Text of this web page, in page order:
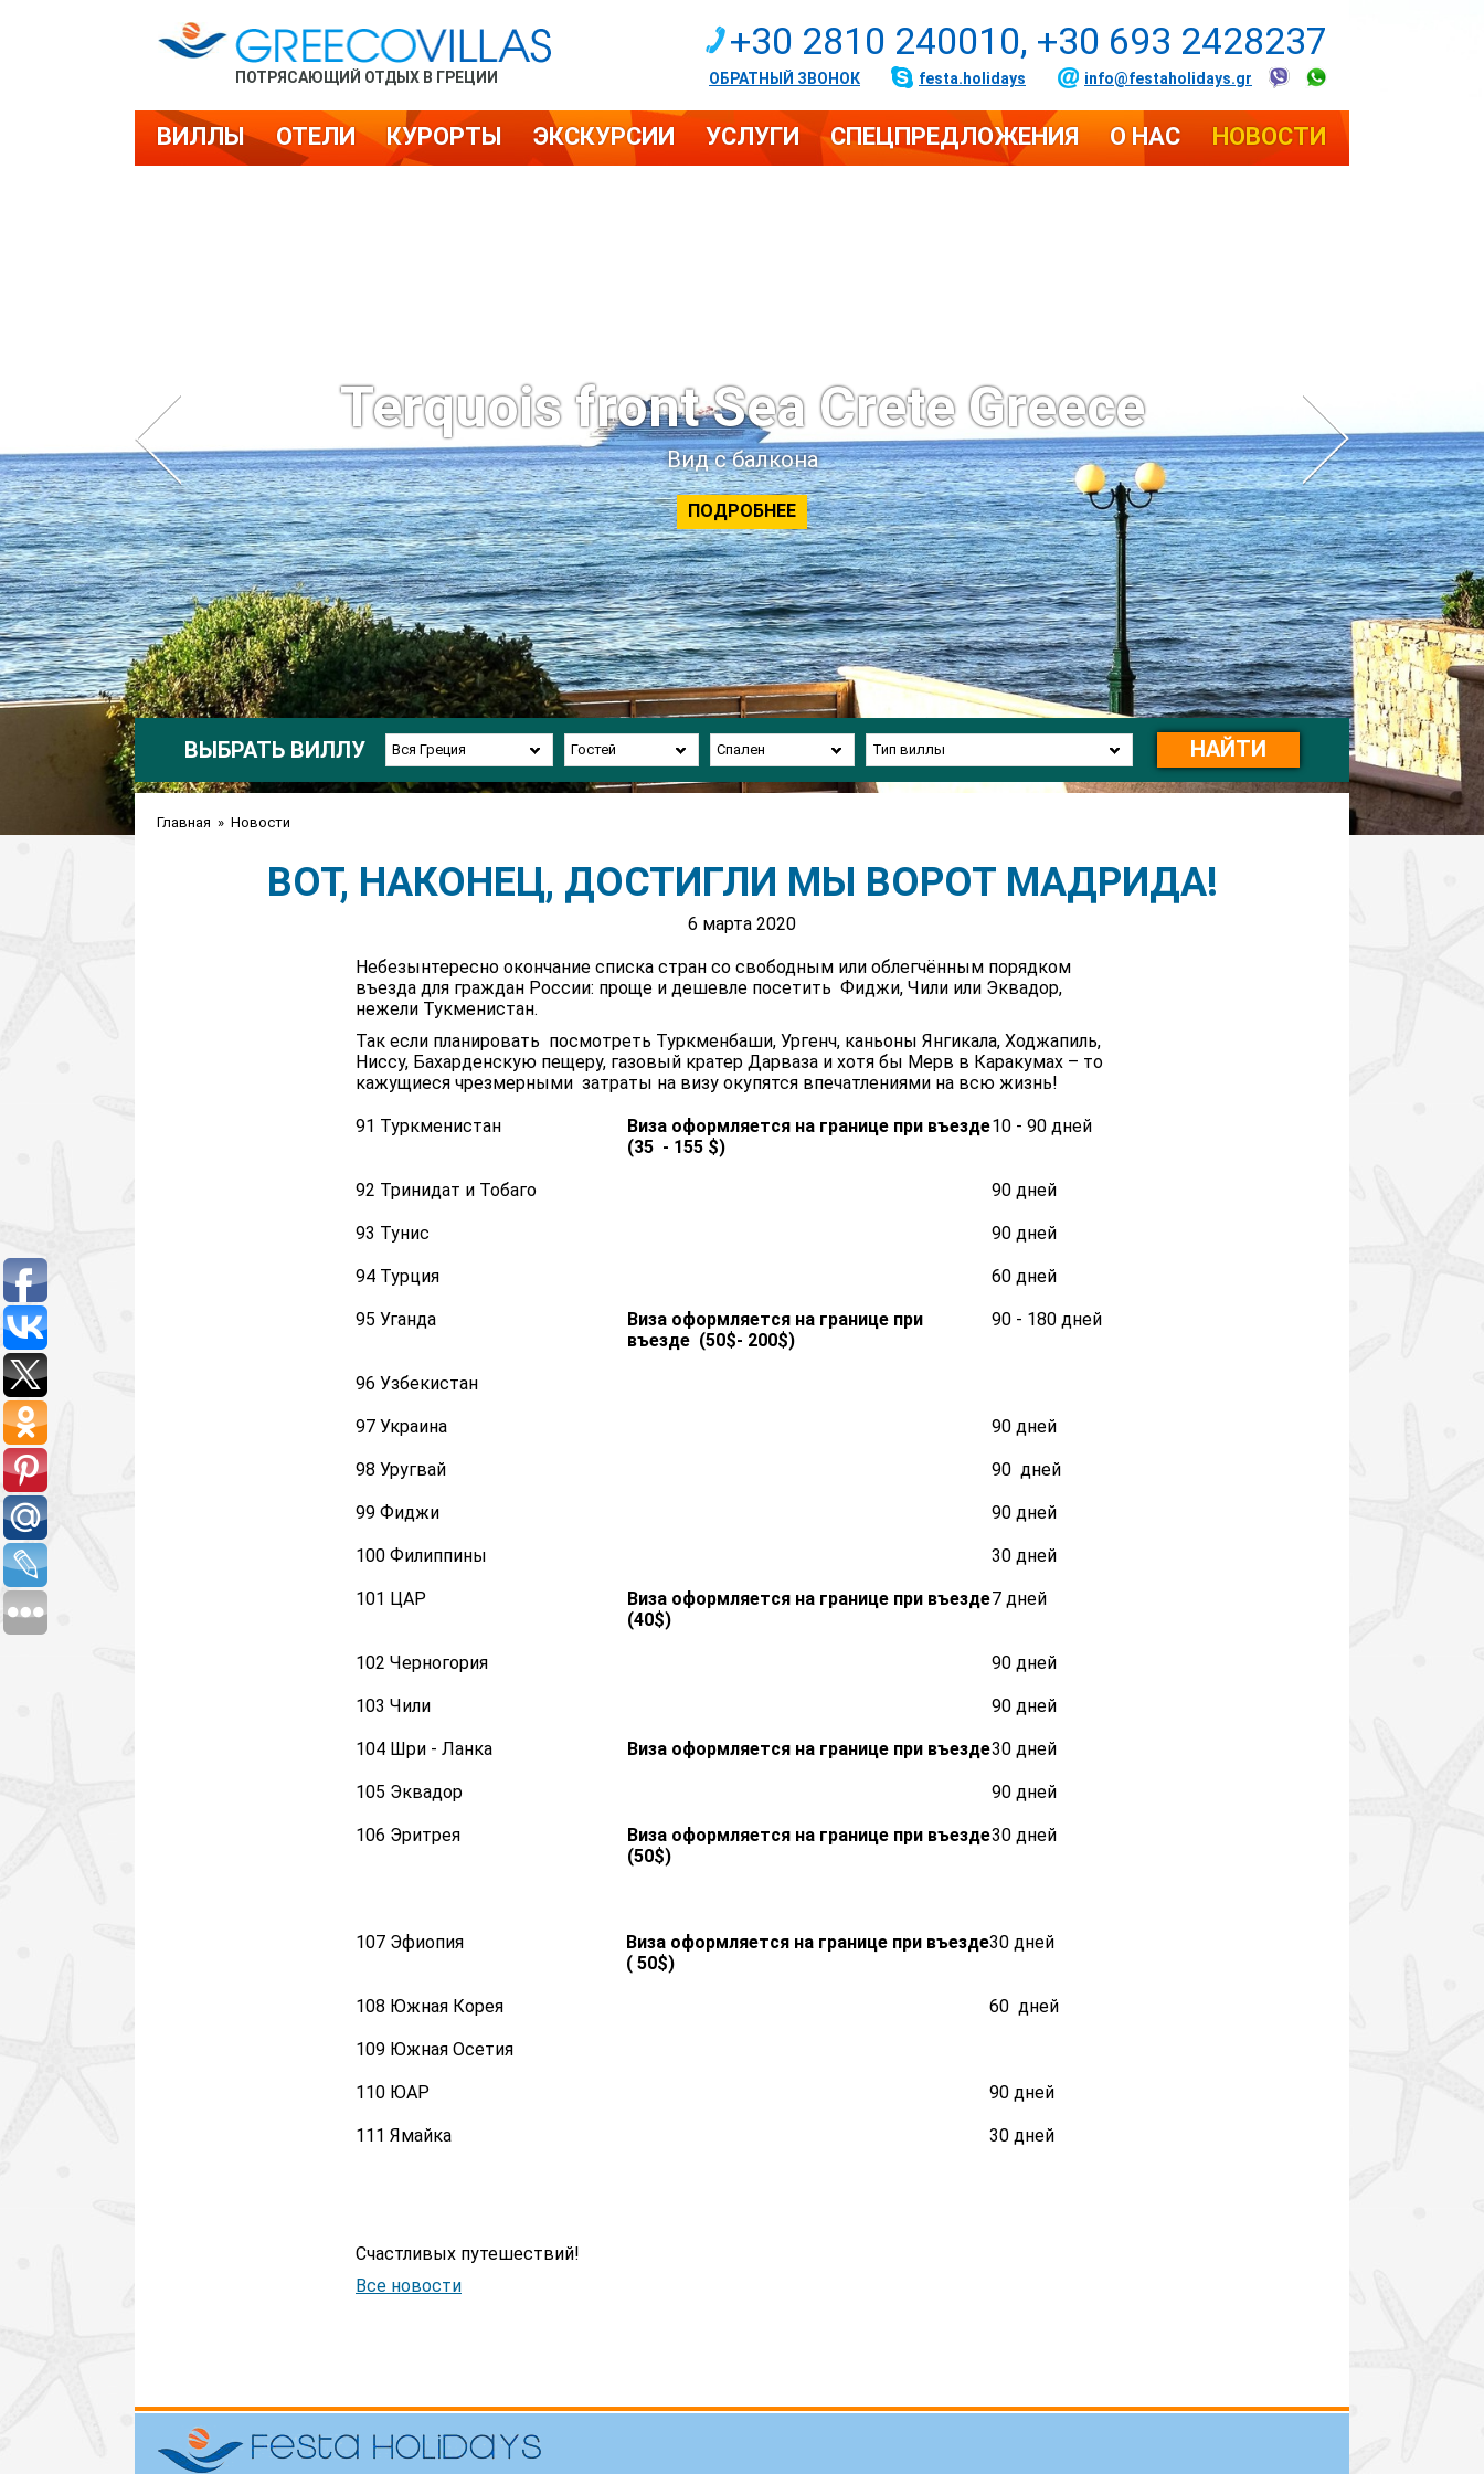
ПОТРЯСАЮЩИЙ ОТДЫХ В ГРЕЦИИ
+30 2810 240010, +30 693 2428237
ОБРАТНЫЙ ЗВОНОК festa.holidays info@festaholidays.gr
ВИЛЛЫ ОТЕЛИ КУРОРТЫ ЭКСКУРСИИ УСЛУГИ СПЕЦПРЕДЛОЖЕНИЯ О НАС НОВОСТИ
Terquois front Sea Crete Greece
Вид с балкона
ПОДРОБНЕЕ
ВЫБРАТЬ ВИЛЛУ Вся Греция Гостей Спален Тип виллы НАЙТИ
Главная » Новости
ВОТ, НАКОНЕЦ, ДОСТИГЛИ МЫ ВОРОТ МАДРИДА!
6 марта 2020
Небезынтересно окончание списка стран со свободным или облегчённым порядком
въезда для граждан России: проще и дешевле посетить Фиджи, Чили или Эквадор,
нежели Тукменистан.
Так если планировать посмотреть Туркменбаши, Ургенч, каньоны Янгикала, Ходжапиль,
Ниссу, Бахарденскую пещеру, газовый кратер Дарваза и хотя бы Мерв в Каракумах – то
кажущиеся чрезмерными затраты на визу окупятся впечатлениями на всю жизнь!
91 Туркменистан
Виза оформляется на границе при въезде
(35 - 155 $)
10 - 90 дней
92 Тринидат и Тобаго 90 дней
93 Тунис 90 дней
94 Турция 60 дней
95 Уганда
Виза оформляется на границе при
въезде (50$- 200$)
90 - 180 дней
96 Узбекистан
97 Украина 90 дней
98 Уругвай 90 дней
99 Фиджи 90 дней
100 Филиппины 30 дней
101 ЦАР
Виза оформляется на границе при въезде
(40$)
7 дней
102 Черногория 90 дней
103 Чили 90 дней
104 Шри - Ланка Виза оформляется на границе при въезде30 дней
105 Эквадор 90 дней
106 Эритрея
Виза оформляется на границе при въезде
(50$)
30 дней
107 Эфиопия
Виза оформляется на границе при въезде
( 50$)
30 дней
108 Южная Корея 60 дней
109 Южная Осетия
110 ЮАР 90 дней
111 Ямайка 30 дней
Счастливых путешествий!
Все новости